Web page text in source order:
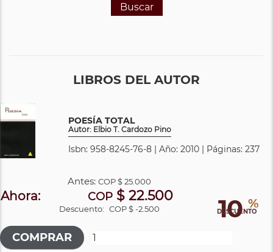
Buscar
LIBROS DEL AUTOR
POESÍA TOTAL
Autor: Elbio T. Cardozo Pino
Isbn: 958-8245-76-8 | Año: 2010 | Páginas: 237
10 %
DESCUENTO
Antes: COP$ 25.000
Ahora: COP $ 22.500
Descuento: COP $ -2.500